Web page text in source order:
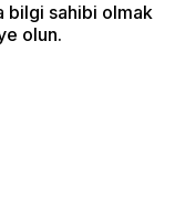
bilgi sahibi olmak
olun.